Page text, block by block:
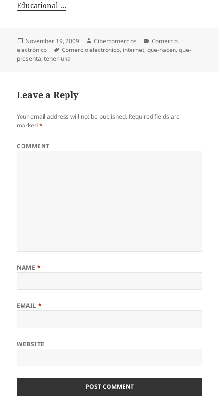
Educational …
Posted
on
November 19, 2009 Author
Cibercomercios Categories
Comercio
electrónico
Tags
Comercio electrónico, internet,que-hacen,que-
presenta,tener-una
Leave a Reply
Your email address will not be published. Required fields are
marked*
COMMENT
NAME *
EMAIL*
WEBSITE